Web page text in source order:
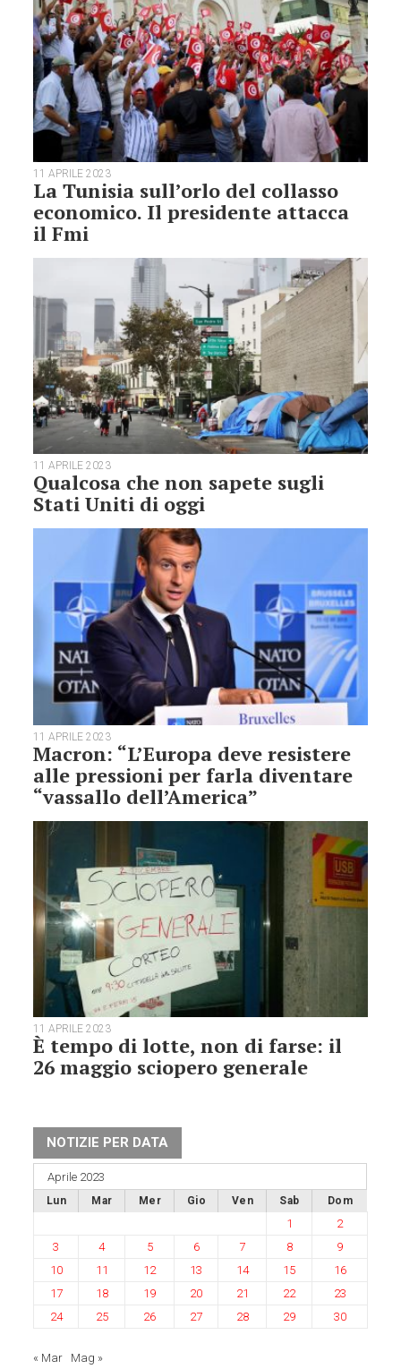
11 APRILE 2023
La Tunisia sull’orlo del collasso
economico. Il presidente attacca
il Fmi
11 APRILE 2023
Qualcosa che non sapete sugli
Stati Uniti di oggi
11 APRILE 2023
Macron: “L’Europa deve resistere
alle pressioni per farla diventare
“vassallo dell’America”
11 APRILE 2023
È tempo di lotte, non di farse: il
26 maggio sciopero generale
NOTIZIE PER DATA
Aprile 2023
Lun Mar Mer Gio Ven Sab Dom
1
2
3
4 5 6 7 8
9
10
11 12 13 14 15
16
17
18 19 20 21 22
23
24
25 26 27 28 29 30
« Mar Mag »